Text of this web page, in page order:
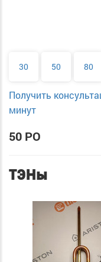
30 50 80
Получить
минут
50 PO
ТЭНы